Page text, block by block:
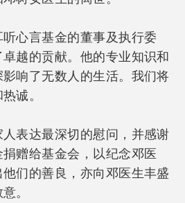
心言基金的董事及执行委
越的贡献。他的专业知识和
响了无数人的生活。我们将
诚。
表达最深切的慰问，并感谢
赠给基金会，以纪念邓医
们的善良，亦向邓医生丰盛
。